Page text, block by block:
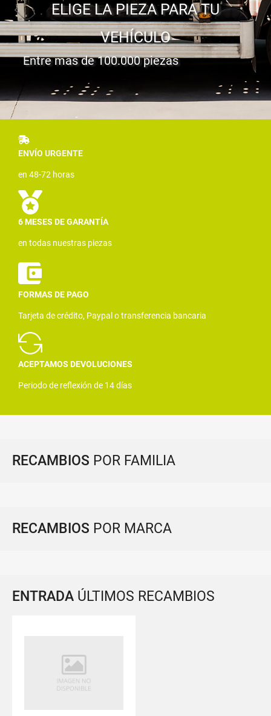
ELIGE LA PIEZA PARA TU
VEHÍCULO
Entre mas de 100.000 piezas
ENVÍO URGENTE
en 48-72 horas
6 MESES DE GARANTÍA
en todas nuestras piezas
FORMAS DE PAGO
Tarjeta de crédito, Paypal o transferencia bancaria
ACEPTAMOS DEVOLUCIONES
Periodo de reflexión de 14 días
RECAMBIOS POR FAMILIA
RECAMBIOS POR MARCA
ENTRADA ÚLTIMOS RECAMBIOS